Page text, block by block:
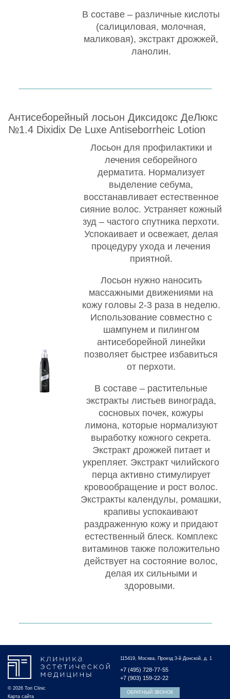
В составе – различные кислоты
(салициловая, молочная,
маликовая), экстракт дрожжей,
ланолин.
Антисеборейный лосьон Диксидокс ДеЛюкс
№1.4 Dixidix De Luxe Antiseborrheic Lotion
Лосьон для профилактики и
лечения себорейного
дерматита. Нормализует
выделение себума,
восстанавливает естественное
сияние волос. Устраняет кожный
зуд – частого спутника перхоти.
Успокаивает и освежает, делая
процедуру ухода и лечения
приятной.
Лосьон нужно наносить
массажными движениями на
кожу головы 2-3 раза в неделю.
Использование совместно с
шампунем и пилингом
антисеборейной линейки
позволяет быстрее избавиться
от перхоти.
В составе – растительные
экстракты листьев винограда,
сосновых почек, кожуры
лимона, которые нормализуют
выработку кожного секрета.
Экстракт дрожжей питает и
укрепляет. Экстракт чилийского
перца активно стимулирует
кровообращение и рост волос.
Экстракты календулы, ромашки,
крапивы успокаивают
раздраженную кожу и придают
естественный блеск. Комплекс
витаминов также положительно
действует на состояние волос,
делая их сильными и
здоровыми.
© 2026 Tori Clinic
Карта сайта
115419, Москва, Проезд 3-й Донской, д. 1
+7 (495) 728-77-55
+7 (903) 159-22-22
ОБРАТНЫЙ ЗВОНОК